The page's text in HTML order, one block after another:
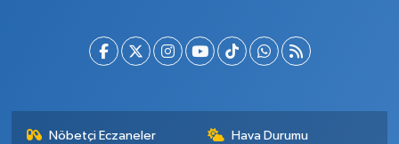
Nöbetçi Eczaneler Hava Durumu